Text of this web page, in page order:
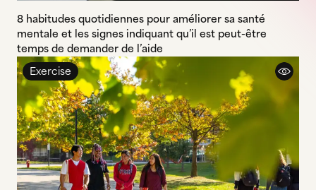
8 habitudes quotidiennes pour améliorer sa santé
mentale et les signes indiquant qu’il est peut-être
temps de demander de l’aide
Exercise